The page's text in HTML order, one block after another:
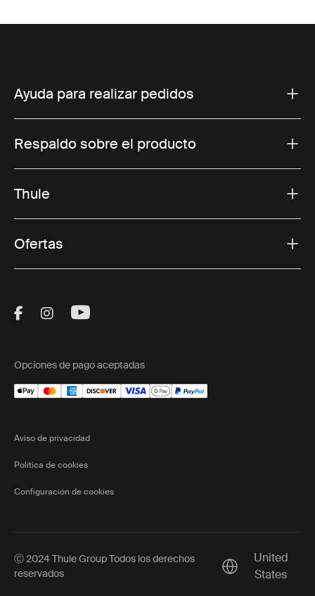
Ayuda para realizar pedidos
Respaldo sobre el producto
Thule
Ofertas
Visit Thule on Facebook (external link)
Visit Thule on Instagram (external link)
Visit Thule on Youtube (external
Opciones de pago aceptadas
Aviso de privacidad
Política de cookies
Configuración de cookies
Ⓒ 2024 Thule Group Todos los derechos
reservados
Current market/
United
States